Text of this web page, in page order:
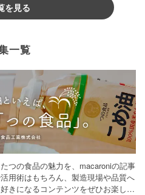
を見る
一覧
つの食品の魅力を、macaroniの記事
用術はもちろん、製造現場や品質へ
きになるコンテンツをぜひお楽しみ